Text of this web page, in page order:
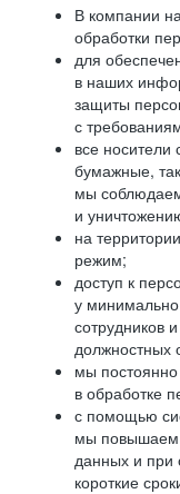
В компании
обработки
для
в наших
защиты
с
все
бумажные,
мы
и
на
режим;
доступ к
у
сотрудников
должностных
мы
в обработке
с помощью
мы повышаем
данных и при
короткие